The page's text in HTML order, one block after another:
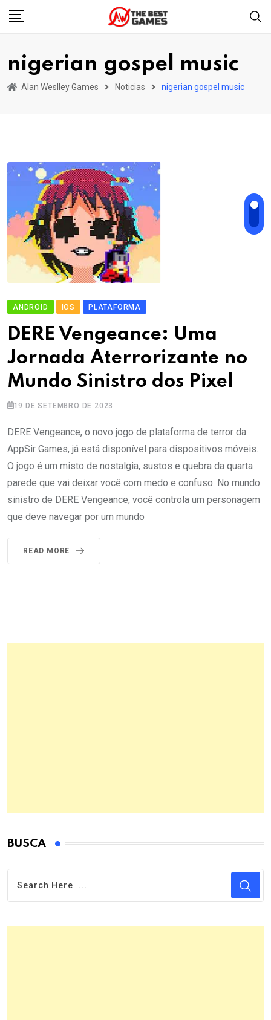
Skip
nigerian gospel music
Alan Weslley Games Noticias nigerian gospel music
ANDROID IOS PLATAFORMA
DERE Vengeance: Uma
Jornada Aterrorizante no
Mundo Sinistro dos Pixel
19 DE SETEMBRO DE 2023
DERE Vengeance, o novo jogo de plataforma de terror da
AppSir Games, já está disponível para dispositivos móveis.
O jogo é um misto de nostalgia, sustos e quebra da quarta
parede que vai deixar você com medo e confuso. No mundo
sinistro de DERE Vengeance, você controla um personagem
que deve navegar por um mundo
READ MORE
BUSCA